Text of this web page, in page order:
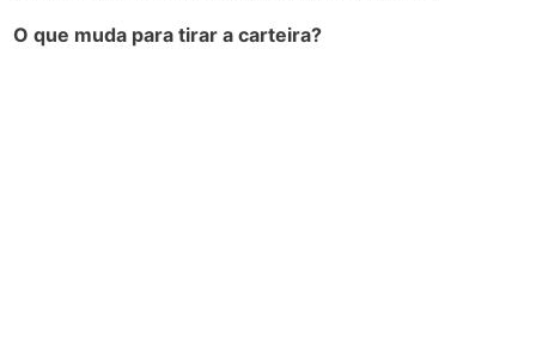
O que muda para tirar a carteira?